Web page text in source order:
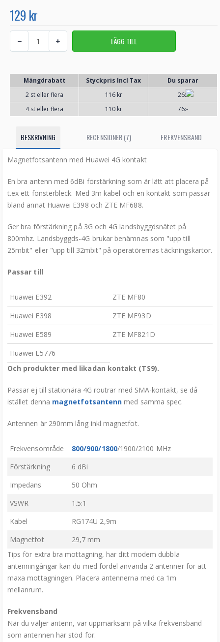
129 kr
Mängdrabatt Styckpris Incl Tax
Du sparar
2 st eller flera
116 kr
26:-
4 st eller flera
110 kr 76:-
BESKRIVNING RECENSIONER (7) FREKVENSBAND
Magnetfotsantenn med Huawei 4G kontakt
En bra antenn med 6dBi förstärkning som är lätt att placera på
t.ex ett fönsterbleck. Med 3m kabel och en kontakt som passar
bland annat Huawei E398 och ZTE MF688.
Ger bra förstärkning på 3G och 4G landsbyggdsnätet på
800mhz. Landsbyggds-4G brukar benämnas som "upp till
25mbit" eller "upp till 32mbit" på operatörernas täckningskartor.
Passar till
Huawei E392
ZTE MF80
Huawei E398
ZTE MF93D
Huawei E589
ZTE MF821D
Huawei E5776
Och produkter med likadan kontakt (TS9).
Passar ej till stationära 4G routrar med SMA-kontakt, se då
istället denna magnetfotsantenn med samma spec.
Antennen är 290mm lång inkl magnetfot.
Frekvensområde 800/900/1800/1900/2100 MHz
Förstärkning
6 dBi
Impedans
50 Ohm
VSWR
1.5:1
Kabel
RG174U 2,9m
Magnetfot
29,7 mm
Tips för extra bra mottagning, har ditt modem dubbla
antenningångar kan du med fördel använda 2 antenner för att
maxa mottagningen. Placera antennerna med ca 1m
mellanrum.
Frekvensband
När du väljer antenn, var uppmärksam på vilka frekvensband
som antennen har stöd för.